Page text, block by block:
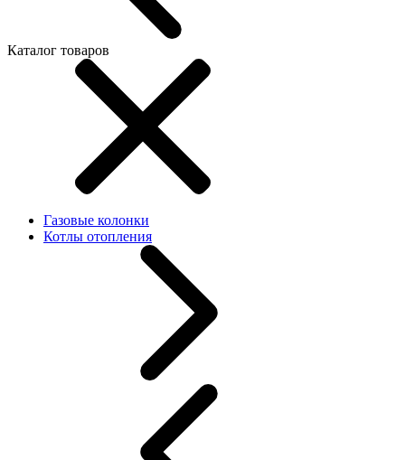
Каталог товаров
Газовые колонки
Котлы отопления